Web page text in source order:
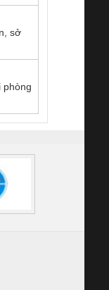
nhôm chống
Đà Nẵng
TỰ ĐỘNG
sở
phòng